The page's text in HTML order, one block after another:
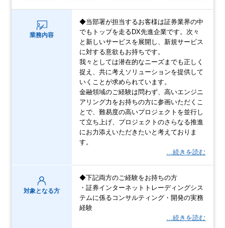
業務内容
◆当部署が担当するお客様は証券業界の中
でもトップを走るDX先進企業です。次々
と新しいサービスを展開し、新規サービス
に対する意欲もお持ちです。
我々としては潜在的なニーズまでも正しく
捉え、共に考えソリューションを提供して
いくことが求められています。
金融領域のご経験は問わず、高いエンジニ
アリング力をお持ちの方に参画いただくこ
とで、難易度の高いプロジェクトを並行し
て立ち上げ、プロジェクトのさらなる推進
にお力添えいただきたいと考えておりま
す。
…続きを読む
対象となる方
◆下記両方のご経験をお持ちの方
・証券インターネットトレーディングシス
テムに係るコンサルティング・開発の実務
経験
…続きを読む